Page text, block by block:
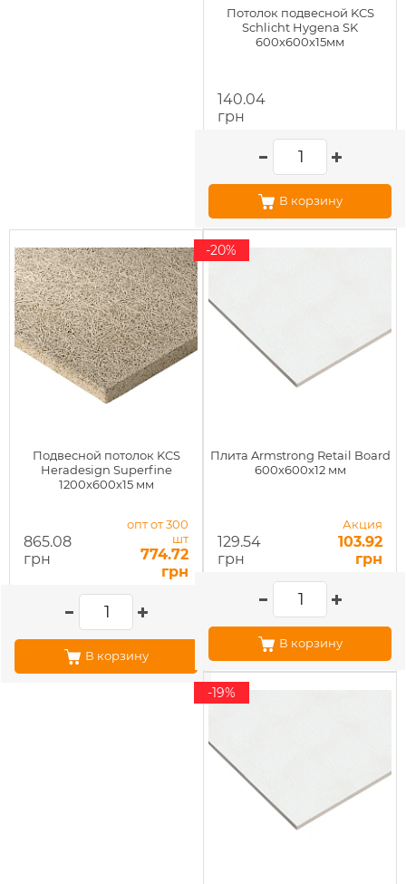
Потолок подвесной KCS
Schlicht Hygena SK
600х600х15мм
140.04
грн
В корзину
Подвесной потолок KCS
Heradesign Superfine
1200x600х15 мм
865.08
грн
опт от 300
шт
774.72
грн
В корзину
Плита Armstrong Retail Board
600х600х12 мм
-20%
129.54
грн
Акция
103.92
грн
В корзину
-19%